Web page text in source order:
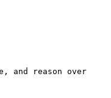
and reason over